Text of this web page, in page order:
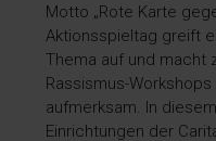
Motto „Rote Karte
Aktionsspieltag greift
Thema auf und macht
Rassismus-
aufmerksam. In
Einrichtungen der